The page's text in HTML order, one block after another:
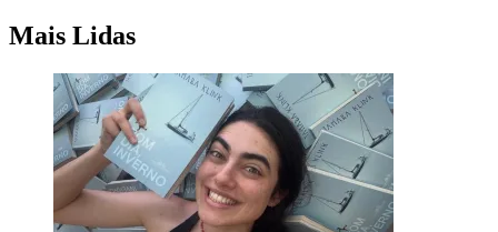
Mais Lidas